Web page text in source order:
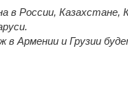
в России, Казахстане,
в Армении и Грузии